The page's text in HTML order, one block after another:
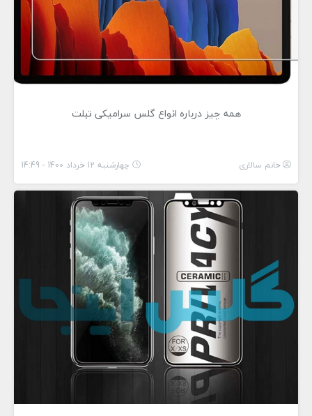
همه چیز درباره انواع گلس سرامیکی تبلت
خانم سالاری چهارشنبه 12 خرداد 1400 - 14:49